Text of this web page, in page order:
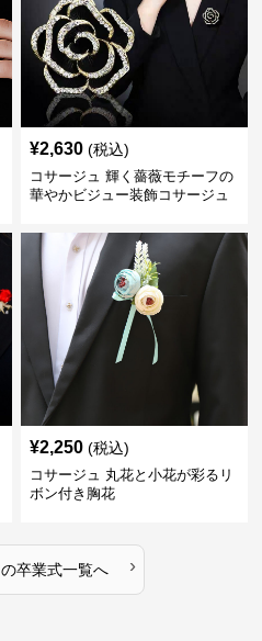
¥2,630 (税込)
コサージュ 輝く薔薇モチーフの
華やかビジュー装飾コサージュ
¥2,250 (税込)
コサージュ 丸花と小花が彩るリ
ボン付き胸花
の卒業式一覧へ ›